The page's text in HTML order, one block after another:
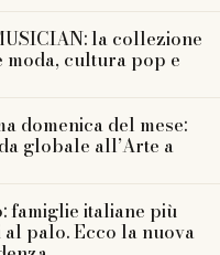
la collezione
moda, cultura pop e
domenica del mese:
globale all’Arte a
famiglie italiane più
palo. Ecco la nuova